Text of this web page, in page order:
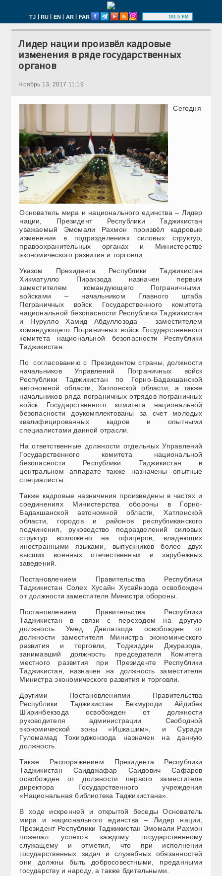
TJ | RU | EN | AR | FAR 101.5 FM
Лидер нации произвёл кадровые
изменения в ряде государственных
органов
Ноябрь 13, 2017 11:19
Сегодня
Основатель мира и национального единства – Лидер
нации, Президент Республики Таджикистан
уважаемый Эмомали Рахмон произвёл кадровые
изменения в подразделениях силовых структур,
правоохранительных органах и Министерстве
экономического развития и торговли.
Указом Президента Республики Таджикистан
Хикматулло Пиракзода назначен первым
заместителем командующего Пограничными
войсками – начальником Главного штаба
Пограничных войск Государственного комитета
национальной безопасности Республики Таджикистан
и Нурулло Хамид Абдуллозода – заместителем
командующего Пограничных войск Государственного
комитета национальной безопасности Республики
Таджикистан.
По согласованию с Президентом страны, должности
начальников Управлений Пограничных войск
Республики Таджикистан по Горно-Бадахшанской
автономной области, Хатлонской области, а также
начальников ряда пограничных отрядов пограничных
войск Государственного комитета национальной
безопасности доукомплектованы за счет молодых
квалифицированных кадров и опытными
специалистами данной отрасли.
На ответственные должности отдельных Управлений
Государственного комитета национальной
безопасности Республики Таджикистан в
центральном аппарате также назначены опытные
специалисты.
Также кадровые назначения произведены в частях и
соединениях Министерства обороны в Горно-
Бадахшанской автономной области, Хатлонской
области, городов и районов республиканского
подчинения, руководство подразделений силовых
структур возложено на офицеров, владеющих
иностранными языками, выпускников более двух
высших военных отечественных и зарубежных
заведений.
Постановлением Правительства Республики
Таджикистан Солех Хусайн Хусайнзода освобожден
от должности заместителя Министра обороны.
Постановлением Правительства Республики
Таджикистан в связи с переходом на другую
должность Умед Давлатзода освобожден от
должности заместителя Министра экономического
развития и торговли, Тоджиддин Джуразода,
занимавший должность председателя Комитета
местного развития при Президенте Республики
Таджикистан, назначен на должность заместителя
Министра экономического развития и торговли.
Другими Постановлениями Правительства
Республики Таджикистан Бекмуроди Айдибек
Ширинбекзода освобожден от должности
руководителя администрации Свободной
экономической зоны «Ишкашим», и Сурадж
Гуломамад Тохирджонзода назначен на данную
должность.
Также Распоряжением Президента Республики
Таджикистан Саидджафар Саидович Сафаров
освобожден от должности первого заместителя
директора Государственного учреждения
«Национальная библиотека Таджикистана».
В ходе искренней и открытой беседы Основатель
мира и национального единства – Лидер нации,
Президент Республики Таджикистан Эмомали Рахмон
пожелал успехов каждому государственному
служащему и отметил, что при исполнении
государственных задач и служебных обязанностей
они должны быть добросовестными, преданными
государству и народу, а также бдительными.